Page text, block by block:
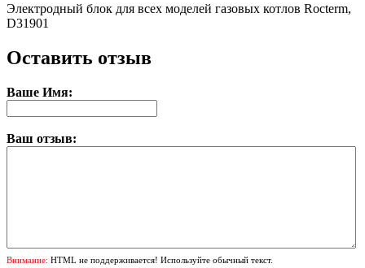
Электродный блок для всех моделей газовых котлов Rocterm,
D31901
Оставить отзыв
Ваше Имя:
Ваш отзыв:
Внимание: HTML не поддерживается! Используйте обычный текст.